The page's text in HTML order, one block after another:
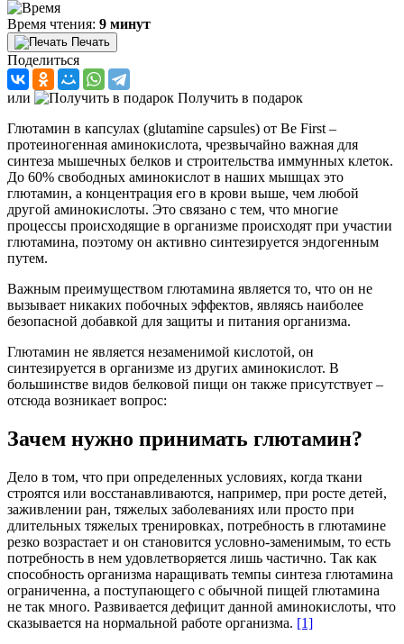
Время чтения: 9 минут
Печать
Поделиться
или
Получить в подарок
Глютамин в капсулах (glutamine capsules) от Be First –
протеиногенная аминокислота, чрезвычайно важная для
синтеза мышечных белков и строительства иммунных клеток.
До 60% свободных аминокислот в наших мышцах это
глютамин, а концентрация его в крови выше, чем любой
другой аминокислоты. Это связано с тем, что многие
процессы происходящие в организме происходят при участии
глютамина, поэтому он активно синтезируется эндогенным
путем.
Важным преимуществом глютамина является то, что он не
вызывает никаких побочных эффектов, являясь наиболее
безопасной добавкой для защиты и питания организма.
Глютамин не является незаменимой кислотой, он
синтезируется в организме из других аминокислот. В
большинстве видов белковой пищи он также присутствует –
отсюда возникает вопрос:
Зачем нужно принимать глютамин?
Дело в том, что при определенных условиях, когда ткани
строятся или восстанавливаются, например, при росте детей,
заживлении ран, тяжелых заболеваниях или просто при
длительных тяжелых тренировках, потребность в глютамине
резко возрастает и он становится условно-заменимым, то есть
потребность в нем удовлетворяется лишь частично. Так как
способность организма наращивать темпы синтеза глютамина
ограниченна, а поступающего с обычной пищей глютамина
не так много. Развивается дефицит данной аминокислоты, что
сказывается на нормальной работе организма. [1]